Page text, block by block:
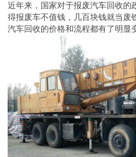
近年来，国家对于报废汽车回收的
得报废车不值钱，几百块钱就当废
汽车回收的价格和流程都有了明显